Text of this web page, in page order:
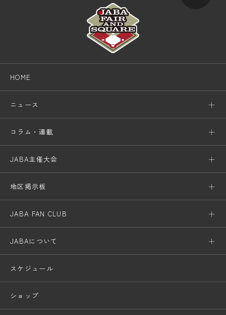
HOME
ニュース
コラム・連載
JABA主催大会
地区掲示板
JABA FAN CLUB
JABAについて
スケジュール
ショップ